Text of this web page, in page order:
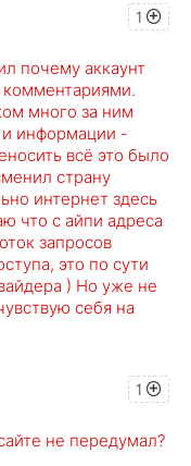
1
почему аккаунт
много за ним
и информации -
всё это было
страну
интернет здесь
что с айпи адреса
запросов
это по сути
) Но уже не
себя на
1
не передумал?